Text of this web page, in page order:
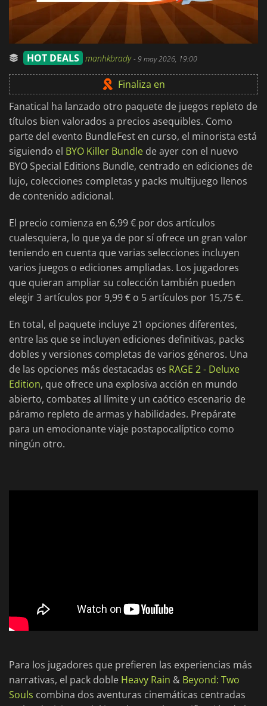
HOT DEALS manhkbrady-9 may 2026, 19:00
Finaliza en
Fanatical ha lanzado otro paquete de juegos repleto de
títulos bien valorados a precios asequibles. Como
parte del evento BundleFest en curso, el minorista está
siguiendo el BYO Killer Bundle de ayer con el nuevo
BYO Special Editions Bundle, centrado en ediciones de
lujo, colecciones completas y packs multijuego llenos
de contenido adicional.
El precio comienza en 6,99 € por dos artículos
cualesquiera, lo que ya de por sí ofrece un gran valor
teniendo en cuenta que varias selecciones incluyen
varios juegos o ediciones ampliadas. Los jugadores
que quieran ampliar su colección también pueden
elegir 3 artículos por 9,99 € o 5 artículos por 15,75 €.
En total, el paquete incluye 21 opciones diferentes,
entre las que se incluyen ediciones definitivas, packs
dobles y versiones completas de varios géneros. Una
de las opciones más destacadas es RAGE 2 - Deluxe
Edition, que ofrece una explosiva acción en mundo
abierto, combates al límite y un caótico escenario de
páramo repleto de armas y habilidades. Prepárate
para un emocionante viaje postapocalíptico como
ningún otro.
Para los jugadores que prefieren las experiencias más
narrativas, el pack doble Heavy Rain & Beyond: Two
Souls combina dos aventuras cinemáticas centradas